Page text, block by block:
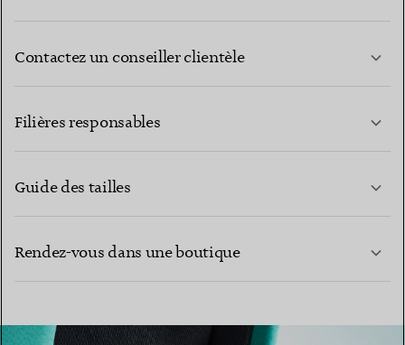
Contactez un conseiller clientèle
Filières responsables
Guide des tailles
Rendez-vous dans une boutique